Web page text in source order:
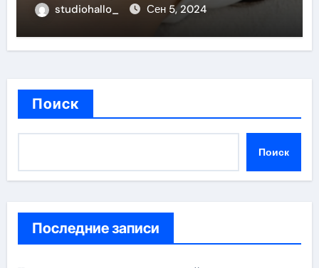
studiohallo_ Сен 5, 2024
Поиск
Поиск
Последние записи